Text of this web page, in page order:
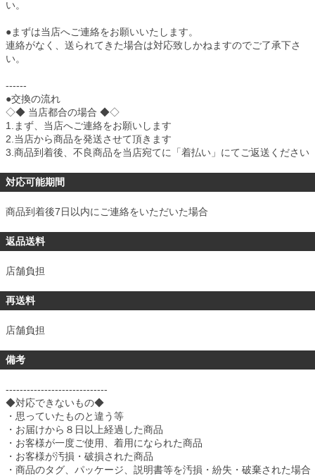
い。
●まずは当店へご連絡をお願いいたします。
連絡がなく、送られてきた場合は対応致しかねますのでご了承下さ
い。
------
●交換の流れ
◇◆ 当店都合の場合 ◆◇
1.まず、当店へご連絡をお願いします
2.当店から商品を発送させて頂きます
3.商品到着後、不良商品を当店宛てに「着払い」にてご返送ください
対応可能期間
商品到着後7日以内にご連絡をいただいた場合
返品送料
店舗負担
再送料
店舗負担
備考
-----------------------------
◆対応できないもの◆
・思っていたものと違う等
・お届けから８日以上経過した商品
・お客様が一度ご使用、着用になられた商品
・お客様が汚損・破損された商品
・商品のタグ、パッケージ、説明書等を汚損・紛失・破棄された場合